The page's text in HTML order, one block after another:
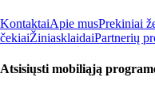
KontaktaiApie musPrekiniai
čekiaiŽiniasklaidaiPartnerių
Atsisiųsti mobiliąją